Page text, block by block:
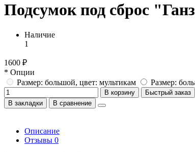
Подсумок под сброс
Наличие
1
1600 ₽
* Опции
Размер: большой, цвет: мультикам
Размер:
В корзину
Быстрый заказ
В закладки
В сравнение
Описание
Отзывы 0